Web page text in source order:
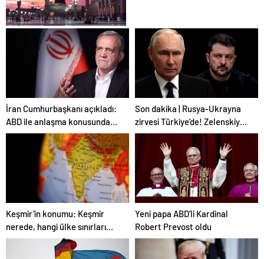
2026 Umre Fiyatları
İran Cumhurbaşkanı açıkladı:
ABD ile anlaşma konusunda
ciddiyiz
Son dakika | Rusya-Ukrayna
zirvesi Türkiye’de! Zelenskiy
Putin’in davetini kabul etti!
Gözler perşembe gününe
çevrildi
Keşmir’in konumu: Keşmir
nerede, hangi ülke sınırları
içerisinde?
Yeni papa ABD’li Kardinal
Robert Prevost oldu